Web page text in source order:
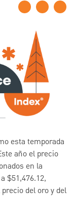
esta temporada
año el precio
en la
$51,476.12,
del oro y del